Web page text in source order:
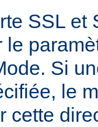
SSL et
le
Si
le
cette